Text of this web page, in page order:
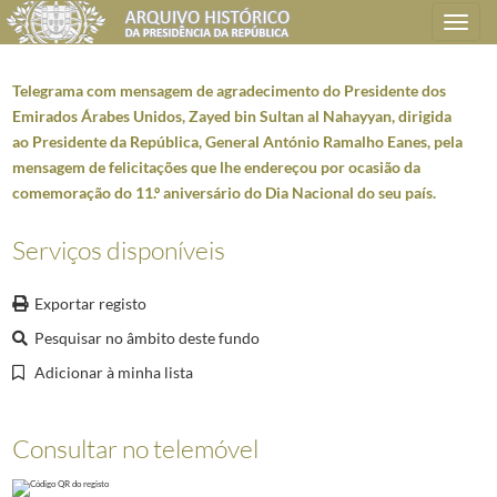
Toggle
navigation
Plano de classificação
Presidência da República
CC0207Dossiers de Relações Internacionais
000016
(...)
000076
Telegrama expedido do Protocolo do MNE com mensagem de
000079Telegrama com mensagem de felicitações do Presidente dos
Telegrama com mensagem de agradecimento do Presidente dos
Emirados Árabes Unidos, Zayed bin Sultan al Nahayyan, dirigida
ao Presidente da República, General António Ramalho Eanes, pela
mensagem de felicitações que lhe endereçou por ocasião da
comemoração do 11.º aniversário do Dia Nacional do seu país.
Serviços disponíveis
Exportar registo
Pesquisar no âmbito deste fundo
Adicionar à minha lista
Consultar no telemóvel